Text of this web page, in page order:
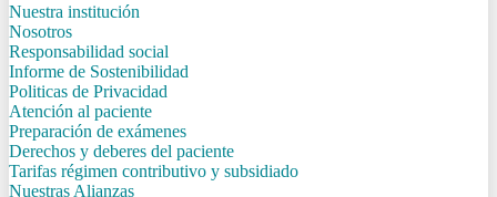
Nuestra institución
Nosotros
Responsabilidad social
Informe de Sostenibilidad
Politicas de Privacidad
Atención al paciente
Preparación de exámenes
Derechos y deberes del paciente
Tarifas régimen contributivo y subsidiado
Nuestras Alianzas